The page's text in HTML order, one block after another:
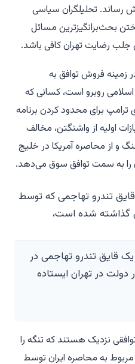
رساند. تحلیلگران سیاسی
بحث‌برانگیزترین مسائل
جلب رضایت تهران کافی باشد.
زمینه فروش توافق به
روبرو است، کسانی که
برای محدود کردن برنامه
اولیه از واشنگتن، مخالف
و از محاصره آمریکا در خلیج
را به سمت توافق سوق می‌دهد.
یک قایق تندرو تهاجمی در
در تهران ایستاده
نزدیک هستند که تنگه را
به محاصره ایران توسط